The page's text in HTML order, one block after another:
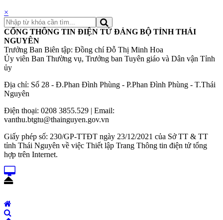
×
CỔNG THÔNG TIN ĐIỆN TỬ ĐẢNG BỘ TỈNH THÁI
NGUYÊN
Trưởng Ban Biên tập: Đồng chí Đỗ Thị Minh Hoa
Ủy viên Ban Thường vụ, Trưởng ban Tuyên giáo và Dân vận Tỉnh
ủy
Địa chỉ: Số 28 - Đ.Phan Đình Phùng - P.Phan Đình Phùng - T.Thái
Nguyên
Điện thoại: 0208 3855.529 | Email:
vanthu.btgtu@thainguyen.gov.vn
Giấy phép số: 230/GP-TTĐT ngày 23/12/2021 của Sở TT & TT
tỉnh Thái Nguyên về việc Thiết lập Trang Thông tin điện tử tổng
hợp trên Internet.